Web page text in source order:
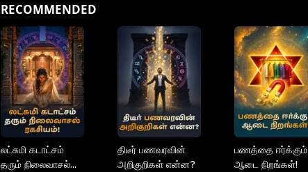
RECOMMENDED
லட்சுமி கடாட்சம்
தரும் நிலைவாசல்
திடீர் பணவரவின்
அறிகுறிகள் என்ன?
பணத்தை ஈர்க்கும்
ஆடை நிறங்கள்!